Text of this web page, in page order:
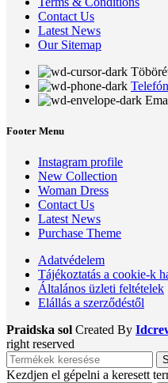
Contact Us
Latest News
Our Sitemap
Footer Menu
Instagram profile
New Collection
Woman Dress
Contact Us
Latest News
Purchase Theme
Adatvédelem
Tájékoztatás a cookie-k
Általános üzleti feltételek
Elállás a szerződéstől
Praidska sol Created By
right reserved
Kezdjen el gépelni a keresett